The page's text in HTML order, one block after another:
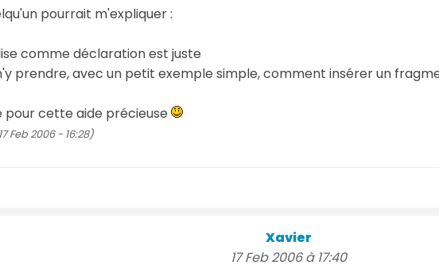
pourrait m'expliquer :
comme déclaration est juste
prendre, avec un petit exemple simple, comment insérer un
pour cette aide précieuse
Feb 2006 - 16:28)
Xavier
17 Feb 2006 à 17:40